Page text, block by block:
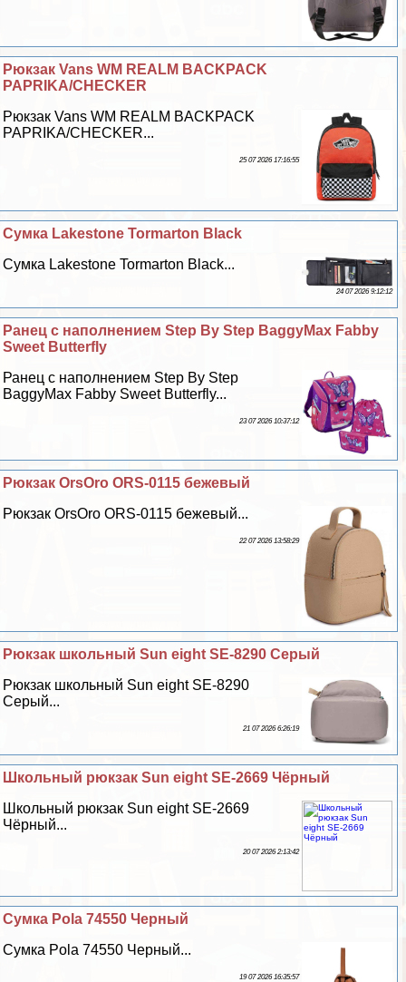
Рюкзак Vans WM REALM BACKPACK
PAPRIKA/CHECKER
Рюкзак Vans WM REALM BACKPACK
PAPRIKA/CHECKER...
25 07 2026 17:16:55
Сумка Lakestone Tormarton Black
Сумка Lakestone Tormarton Black...
24 07 2026 9:12:12
Ранец с наполнением Step By Step BaggyMax Fabby
Sweet Butterfly
Ранец с наполнением Step By Step
BaggyMax Fabby Sweet Butterfly...
23 07 2026 10:37:12
Рюкзак OrsOro ORS-0115 бежевый
Рюкзак OrsOro ORS-0115 бежевый...
22 07 2026 13:58:29
Рюкзак школьный Sun eight SE-8290 Серый
Рюкзак школьный Sun eight SE-8290
Серый...
21 07 2026 6:26:19
Школьный рюкзак Sun eight SE-2669 Чёрный
Школьный рюкзак Sun eight SE-2669
Чёрный...
20 07 2026 2:13:42
Сумка Pola 74550 Черный
Сумка Pola 74550 Черный...
19 07 2026 16:35:57